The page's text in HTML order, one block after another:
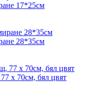
17*25см
28*35см
х 70см, бял цвят